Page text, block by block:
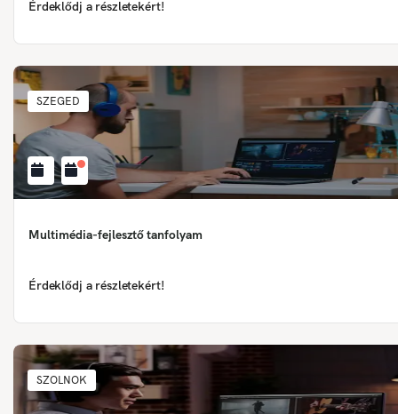
Érdeklődj a részletekért!
SZEGED
Multimédia-fejlesztő tanfolyam
Érdeklődj a részletekért!
SZOLNOK